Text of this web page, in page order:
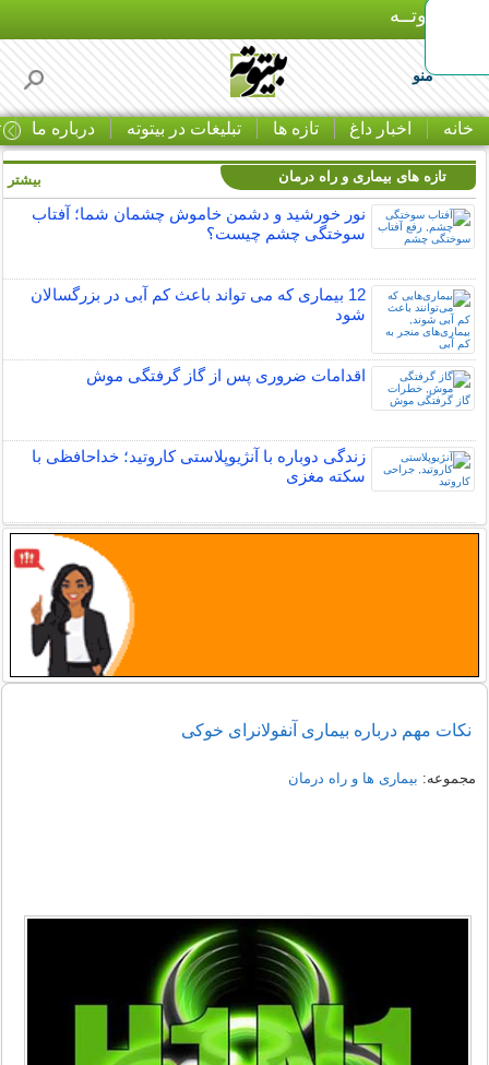
بـیتوتــه
منو
خانه اخبار داغ تازه ها تبلیغات در بیتوته درباره ما
تازه های بیماری و راه درمان
نور خورشید و دشمن خاموش چشمان شما؛ آفتاب
سوختگی چشم چیست؟
12 بیماری که می تواند باعث کم آبی در بزرگسالان
شود
اقدامات ضروری پس از گاز گرفتگی موش
زندگی دوباره با آنژیوپلاستی کاروتید؛ خداحافظی با
سکته مغزی
بیشتر
نکات مهم درباره بیماری آنفولانرای خوکی
مجموعه: بیماری ها و راه درمان